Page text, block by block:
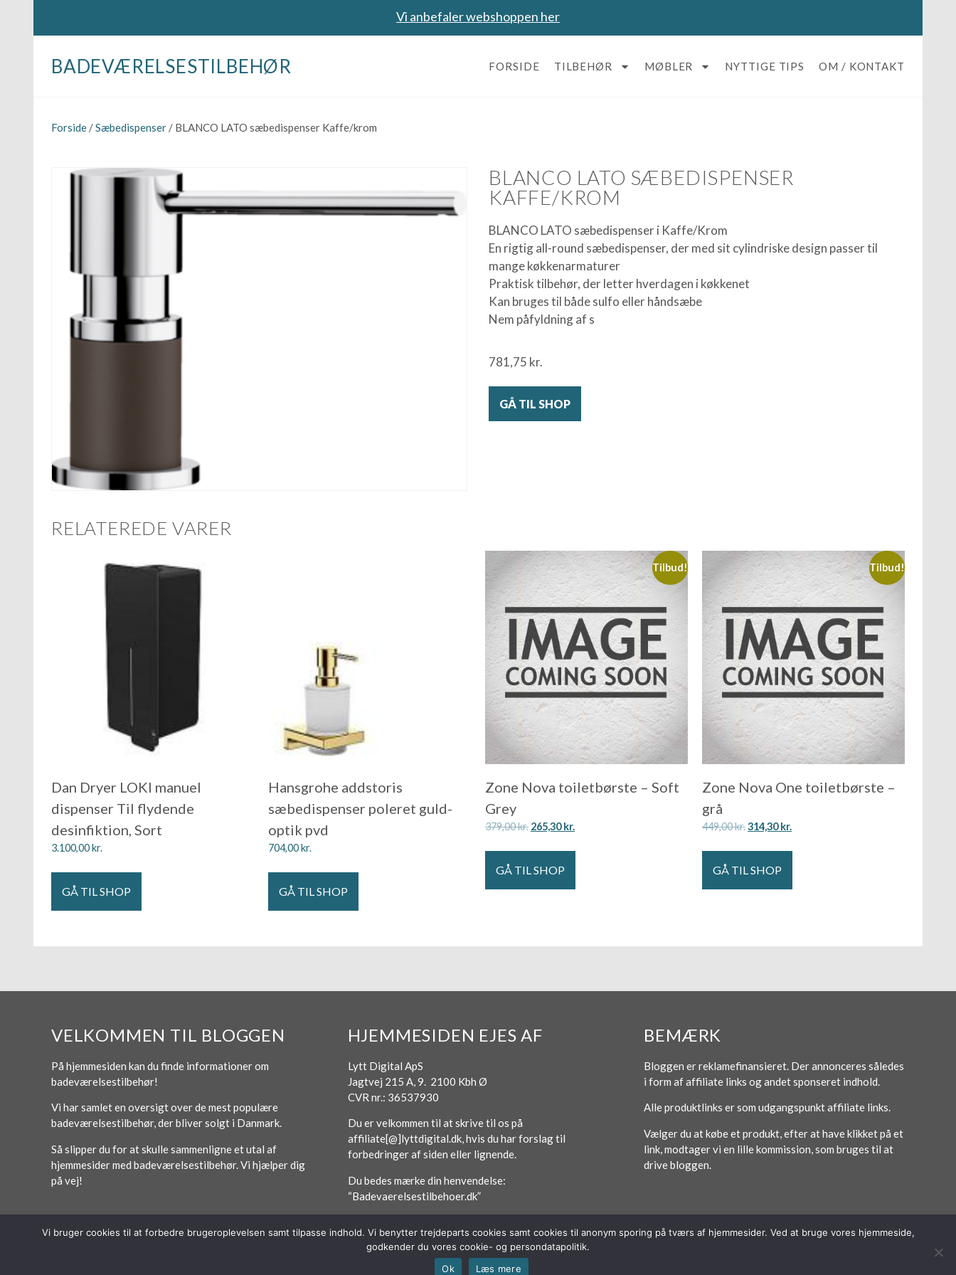
Vi anbefaler webshoppen her
BADEVÆRELSESTILBEHØR FORSIDE TILBEHØR MØBLER NYTTIGE TIPS OM / KONTAKT
Forside /Sæbedispenser / BLANCO LATO sæbedispenser Kaffe/krom
BLANCO LATO SÆBEDISPENSER
KAFFE/KROM
BLANCO LATO sæbedispenser i Kaffe/Krom
En rigtig all-round sæbedispenser, der med sit cylindriske design passer til
mange køkkenarmaturer
Praktisk tilbehør, der letter hverdagen i køkkenet
Kan bruges til både sulfo eller håndsæbe
Nem påfyldning af s
781,75 kr.
GÅ TIL SHOP
RELATEREDE VARER
Dan Dryer LOKI manuel
dispenser Til flydende
desinfiktion, Sort
3.100,00 kr.
GÅ TIL SHOP
Hansgrohe addstoris
sæbedispenser poleret guld-
optik pvd
704,00 kr.
GÅ TIL SHOP
Tilbud!
Zone Nova toiletbørste – Soft
Grey
379,00kr. 265,30 kr.
GÅ TIL SHOP
Tilbud!
Zone Nova One toiletbørste –
grå
449,00kr.314,30 kr.
GÅ TIL SHOP
VELKOMMEN TIL BLOGGEN
På hjemmesiden kan du finde informationer om
badeværelsestilbehør!
Vi har samlet en oversigt over de mest populære
badeværelsestilbehør, der bliver solgt i Danmark.
Så slipper du for at skulle sammenligne et utal af
hjemmesider med badeværelsestilbehør. Vi hjælper dig
på vej!
HJEMMESIDEN EJES AF
Lytt Digital ApS
Jagtvej 215 A, 9. 2100 Kbh Ø
CVR nr.: 36537930
Du er velkommen til at skrive til os på
affiliate[@]lyttdigital.dk, hvis du har forslag til
forbedringer af siden eller lignende.
Du bedes mærke din henvendelse:
“Badevaerelsestilbehoer.dk”
BEMÆRK
Bloggen er reklamefinansieret. Der annonceres således
i form af affiliate links og andet sponseret indhold.
Alle produktlinks er som udgangspunkt affiliate links.
Vælger du at købe et produkt, efter at have klikket på et
link, modtager vi en lille kommission, som bruges til at
drive bloggen.
Vi bruger cookies til at forbedre brugeroplevelsen samt tilpasse indhold. Vi benytter trejdeparts cookies samt cookies til anonym sporing på tværs af hjemmesider. Ved at bruge vores hjemmeside,
godkender du vores cookie- og persondatapolitik.
Ok
Læs mere